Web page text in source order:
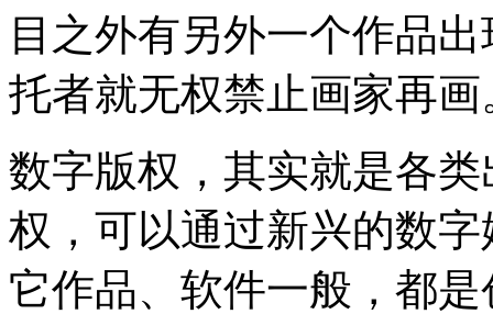
目之外有另外一个作品
托者就无权禁止画家再画
数字版权，其实就是各
权，可以通过新兴的数
它作品、软件一般，都